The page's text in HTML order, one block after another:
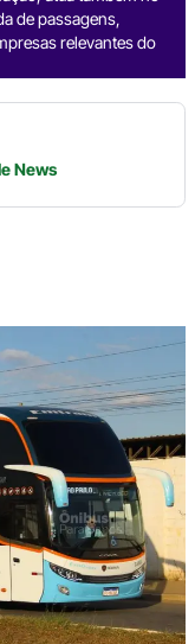
de passagens,
relevantes do
News